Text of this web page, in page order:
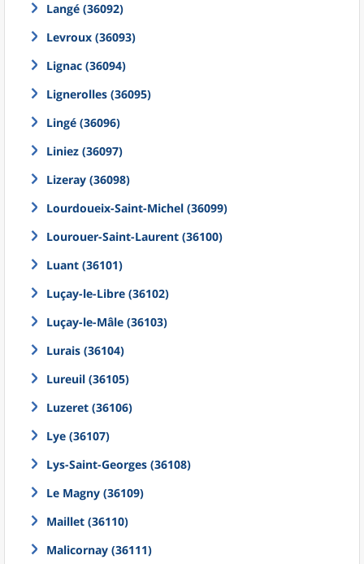
Langé (36092)
Levroux (36093)
Lignac (36094)
Lignerolles (36095)
Lingé (36096)
Liniez (36097)
Lizeray (36098)
Lourdoueix-Saint-Michel (36099)
Lourouer-Saint-Laurent (36100)
Luant (36101)
Luçay-le-Libre (36102)
Luçay-le-Mâle (36103)
Lurais (36104)
Lureuil (36105)
Luzeret (36106)
Lye (36107)
Lys-Saint-Georges (36108)
Le Magny (36109)
Maillet (36110)
Malicornay (36111)